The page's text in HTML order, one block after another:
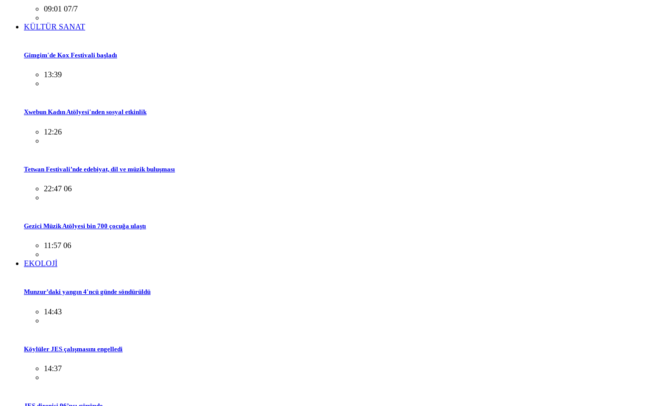
09:01 07/7
KÜLTÜR SANAT
Gimgim'de Kox Festivali başladı
13:39
Xwebun Kadın Atölyesi'nden sosyal etkinlik
12:26
Tetwan Festivali’nde edebiyat, dil ve müzik buluşması
22:47 06
Gezici Müzik Atölyesi bin 700 çocuğa ulaştı
11:57 06
EKOLOJİ
Munzur’daki yangın 4'ncü günde söndürüldü
14:43
Köylüler JES çalışmasını engelledi
14:37